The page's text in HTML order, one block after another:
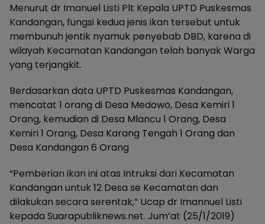
Menurut dr Imanuel Listi Plt Kepala UPTD Puskesmas
Kandangan, fungsi kedua jenis ikan tersebut untuk
membunuh jentik nyamuk penyebab DBD, karena di
wilayah Kecamatan Kandangan telah banyak Warga
yang terjangkit.
Berdasarkan data UPTD Puskesmas Kandangan,
mencatat 1 orang di Desa Medowo, Desa Kemiri 1
Orang, kemudian di Desa Mlancu 1 Orang, Desa
Kemiri 1 Orang, Desa Karang Tengah 1 Orang dan
Desa Kandangan 6 Orang
“Pemberian ikan ini atas Intruksi dari Kecamatan
Kandangan untuk 12 Desa se Kecamatan dan
dilakukan secara serentak,” Ucap dr Imannuel Listi
kepada Suarapubliknews.net. Jum’at (25/1/2019)